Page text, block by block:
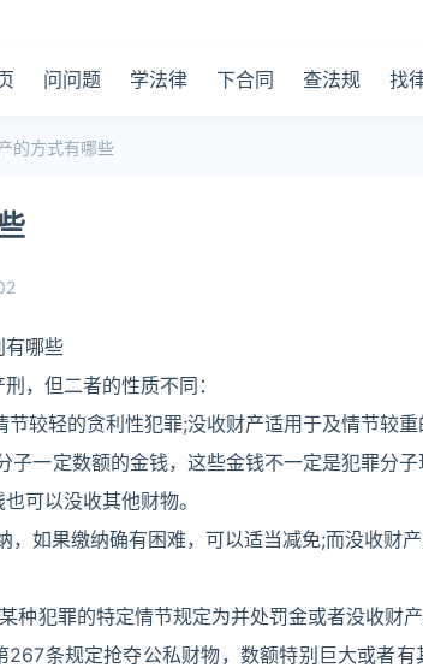
问问题 学法律 下合同 查法规 找
的方式有哪些
有哪些
，但二者的性质不同：
较轻的贪利性犯罪;没收财产适用于及情节较重
子一定数额的金钱，这些金钱不一定是犯罪分
可以没收其他财物。
如果缴纳确有困难，可以适当减免;而没收财
种犯罪的特定情节规定为并处罚金或者没收财
267条规定抢夺公私财物，数额特别巨大或者